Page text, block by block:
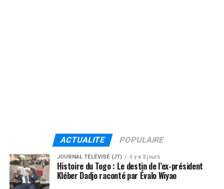
ACTUALITE POPULAIRE
JOURNAL TÉLÉVISÉ (JT) il y a 3 jours
Histoire du Togo : Le destin de l’ex-président
Kléber Dadjo raconté par Évalo Wiyao